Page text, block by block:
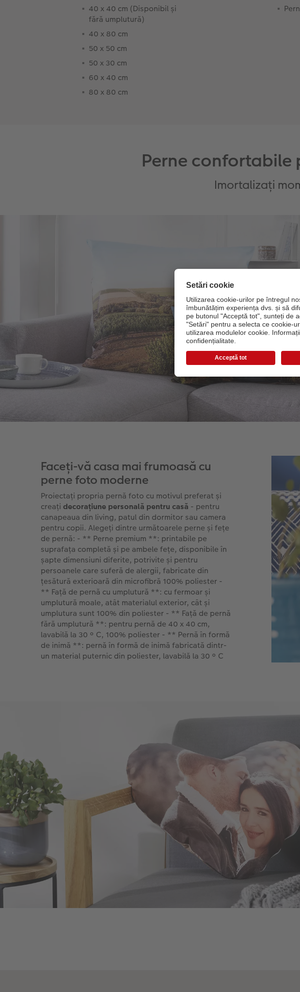
40 x 40 cm (Disponibil și
fără umplutură)
40 x 80 cm
50 x 50 cm
50 x 30 cm
60 x 40 cm
80 x 80 cm
Perne
Imortalizați
Faceți-vă casa mai frumoasă cu
perne foto moderne
Proiectați propria pernă foto cu motivul preferat și
creați decorațiune personală pentru casă - pentru
canapeaua din living, patul din dormitor sau camera
pentru copii. Alegeți dintre următoarele perne și fețe
de pernă: - ** Perne premium **: printabile pe
suprafața completă și pe ambele fețe, disponibile în
șapte dimensiuni diferite, potrivite și pentru
persoanele care suferă de alergii, fabricate din
țesătură exterioară din microfibră 100% poliester -
** Față de pernă cu umplutură **: cu fermoar și
umplutură moale, atât materialul exterior, cât și
umplutura sunt 100% din poliester - ** Față de pernă
fără umplutură **: pentru pernă de 40 x 40 cm,
lavabilă la 30 ° C, 100% poliester - ** Pernă în formă
de inimă **: pernă în formă de inimă fabricată dintr-
un material puternic din poliester, lavabilă la 30 ° C